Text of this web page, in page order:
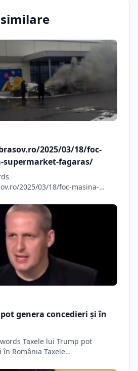
2025/03/18/foc-
supermarket-fagaras/
2025/03/18/foc-masina-
genera concedieri și în
Taxele lui Trump pot
România Taxele…